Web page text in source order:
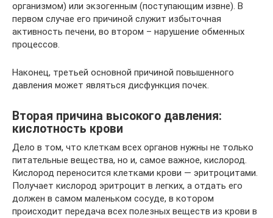
организмом) или экзогенным (поступающим извне). В
первом случае его причиной служит избыточная
активность печени, во втором – нарушение обменных
процессов.
Наконец, третьей основной причиной повышенного
давления может являться дисфункция почек.
Вторая причина высокого давления:
кислотность крови
Дело в том, что клеткам всех органов нужны не только
питательные вещества, но и, самое важное, кислород.
Кислород переносится клетками крови — эритроцитами.
Получает кислород эритроцит в легких, а отдать его
должен в самом маленьком сосуде, в котором
происходит передача всех полезных веществ из крови в